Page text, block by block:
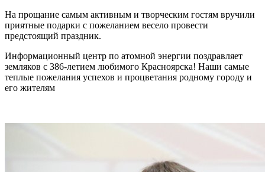
На прощание самым активным и творческим гостям вручили
приятные подарки с пожеланием весело провести
предстоящий праздник.
Информационный центр по атомной энергии поздравляет
земляков с 386-летием любимого Красноярска! Наши самые
теплые пожелания успехов и процветания родному городу и
его жителям